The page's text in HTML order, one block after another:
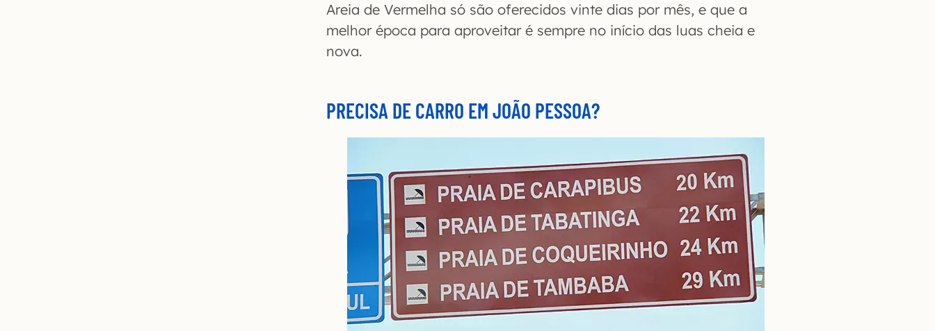
Areia de Vermelha só são oferecidos vinte dias por mês, e que a
melhor época para aproveitar é sempre no início das luas cheia e
nova.
PRECISA DE CARRO EM JOÃO PESSOA?